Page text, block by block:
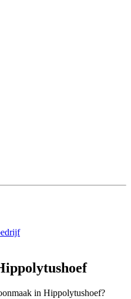
in Hippolytushoef?